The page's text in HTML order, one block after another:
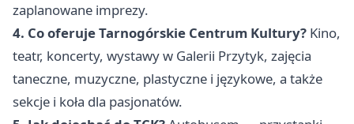
zaplanowane imprezy.
4. Co oferuje Tarnogórskie Centrum Kultury? Kino,
teatr, koncerty, wystawy w Galerii Przytyk, zajęcia
taneczne, muzyczne, plastyczne i językowe, a także
sekcje i koła dla pasjonatów.